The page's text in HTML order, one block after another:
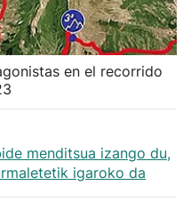
en el recorrido
menditsua izango du,
igaroko da